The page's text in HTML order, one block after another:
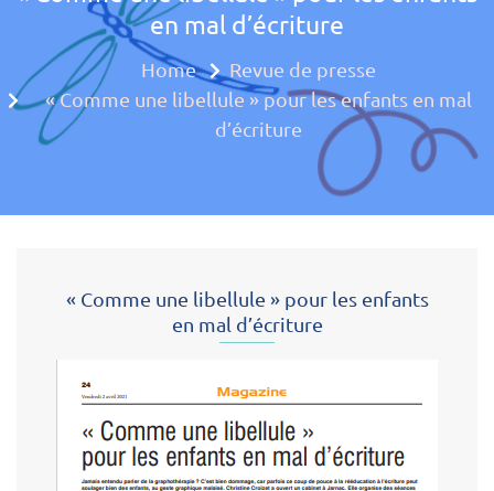
Approche
en mal d’écriture
Home
Revue de presse
« Comme une libellule » pour les enfants en mal
d’écriture
« Comme une libellule » pour les enfants
en mal d’écriture